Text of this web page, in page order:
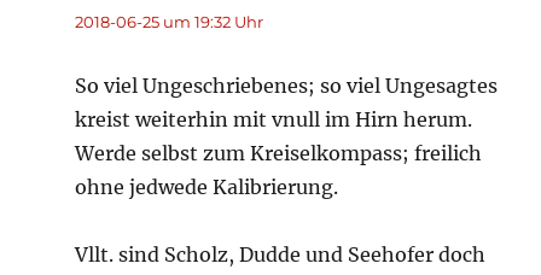
2018-06-25 um 19:32 Uhr
So viel Ungeschriebenes; so viel Ungesagtes
kreist weiterhin mit vnull im Hirn herum.
Werde selbst zum Kreiselkompass; freilich
ohne jedwede Kalibrierung.
Vllt. sind Scholz, Dudde und Seehofer doch